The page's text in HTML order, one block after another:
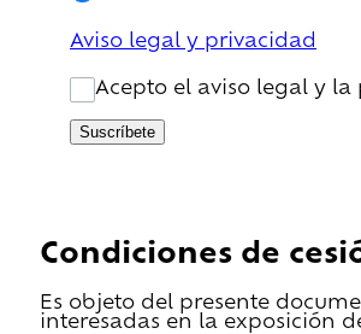
Aviso legal y privacidad
Acepto el aviso legal y
Suscríbete
Condiciones de
Es objeto del presente
interesadas en la exposición